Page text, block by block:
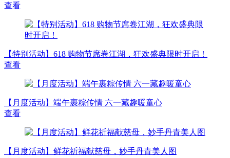
查看
【特别活动】618 购物节席卷江湖，狂欢盛典限时开启！
查看
【月度活动】端午裹粽传情 六一藏趣暖童心
查看
【月度活动】鲜花祈福献慈母，妙手丹青美人图